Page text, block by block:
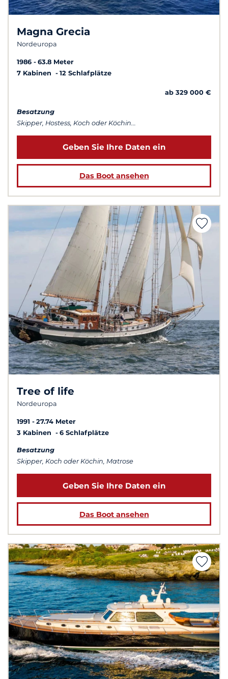
Magna Grecia
Nordeuropa
1986
63.8 Meter
7 Kabinen
12 Schlafplätze
ab 329 000 €
Besatzung
Skipper, Hostess, Koch oder Köchin...
Geben Sie Ihre Daten ein
Das Boot ansehen
Tree of life
Nordeuropa
1991
27.74 Meter
3 Kabinen
6 Schlafplätze
Besatzung
Skipper, Koch oder Köchin, Matrose
Geben Sie Ihre Daten ein
Das Boot ansehen